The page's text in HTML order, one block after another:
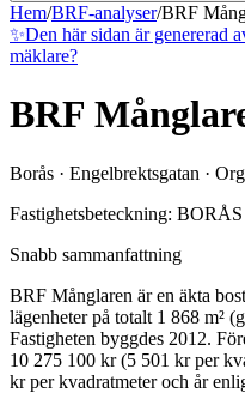
Hem/BRF-analyser/BRF
✨Den här sidan är genererad
mäklare?
BRF
Borås · Engelbrektsgatan ·
Fastighetsbeteckning:
Snabb sammanfattning
BRF Månglaren är en äkta
lägenheter på totalt 1 868 m²
Fastigheten byggdes 2012.
10 275 100 kr (5 501 kr per
kr per kvadratmeter och år